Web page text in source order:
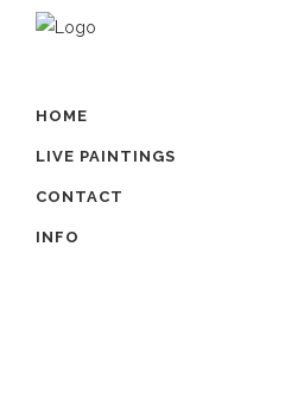
HOME
LIVE PAINTINGS
CONTACT
INFO